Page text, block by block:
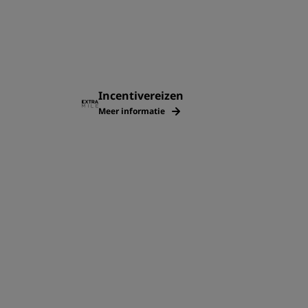
Incentivereizen
Meer informatie